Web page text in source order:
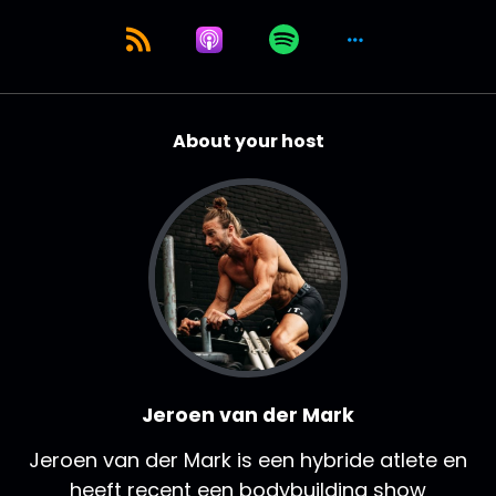
About your host
Jeroen van der Mark
Jeroen van der Mark is een hybride atlete en
heeft recent een bodybuilding show